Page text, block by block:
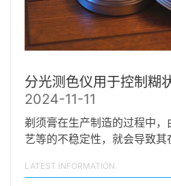
2024-11-11
剃须膏在生产制造的过程中
艺等的不稳定性，就会导致
LATEST INFORMATION